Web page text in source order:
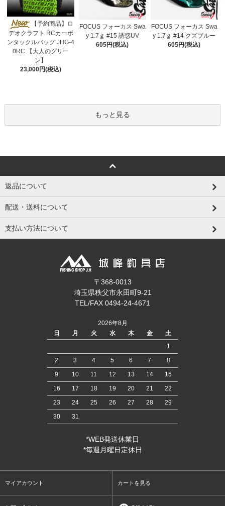
【予約商品】ロ
デオクラフト RCカーボ
ンタックルバッグ JHG-4
0RC 【大人のグリー
ン】
23,000円(税込)
FOCUS フォーカス Swa
y 1.7ｇ #15 誘惑UV
605円(税込)
FOCUS フォーカス Swa
y 1.7ｇ #14 クズブルー
605円(税込)
もっと見る
返品について
配送・送料について
支払い方法について
〒368-0013
埼玉県秩父市永田町9-21
TEL/FAX 0494-24-4671
2026年8月
日
月 火 水 木 金
土
1
2
3 4 5 6 7
8
9
10 11 12 13 14
15
16
17 18 19 20 21
22
23
24 25 26 27 28
29
30
31
*WEB発送休業日
*毎週月曜日定休日
マイアカウント カートを見る